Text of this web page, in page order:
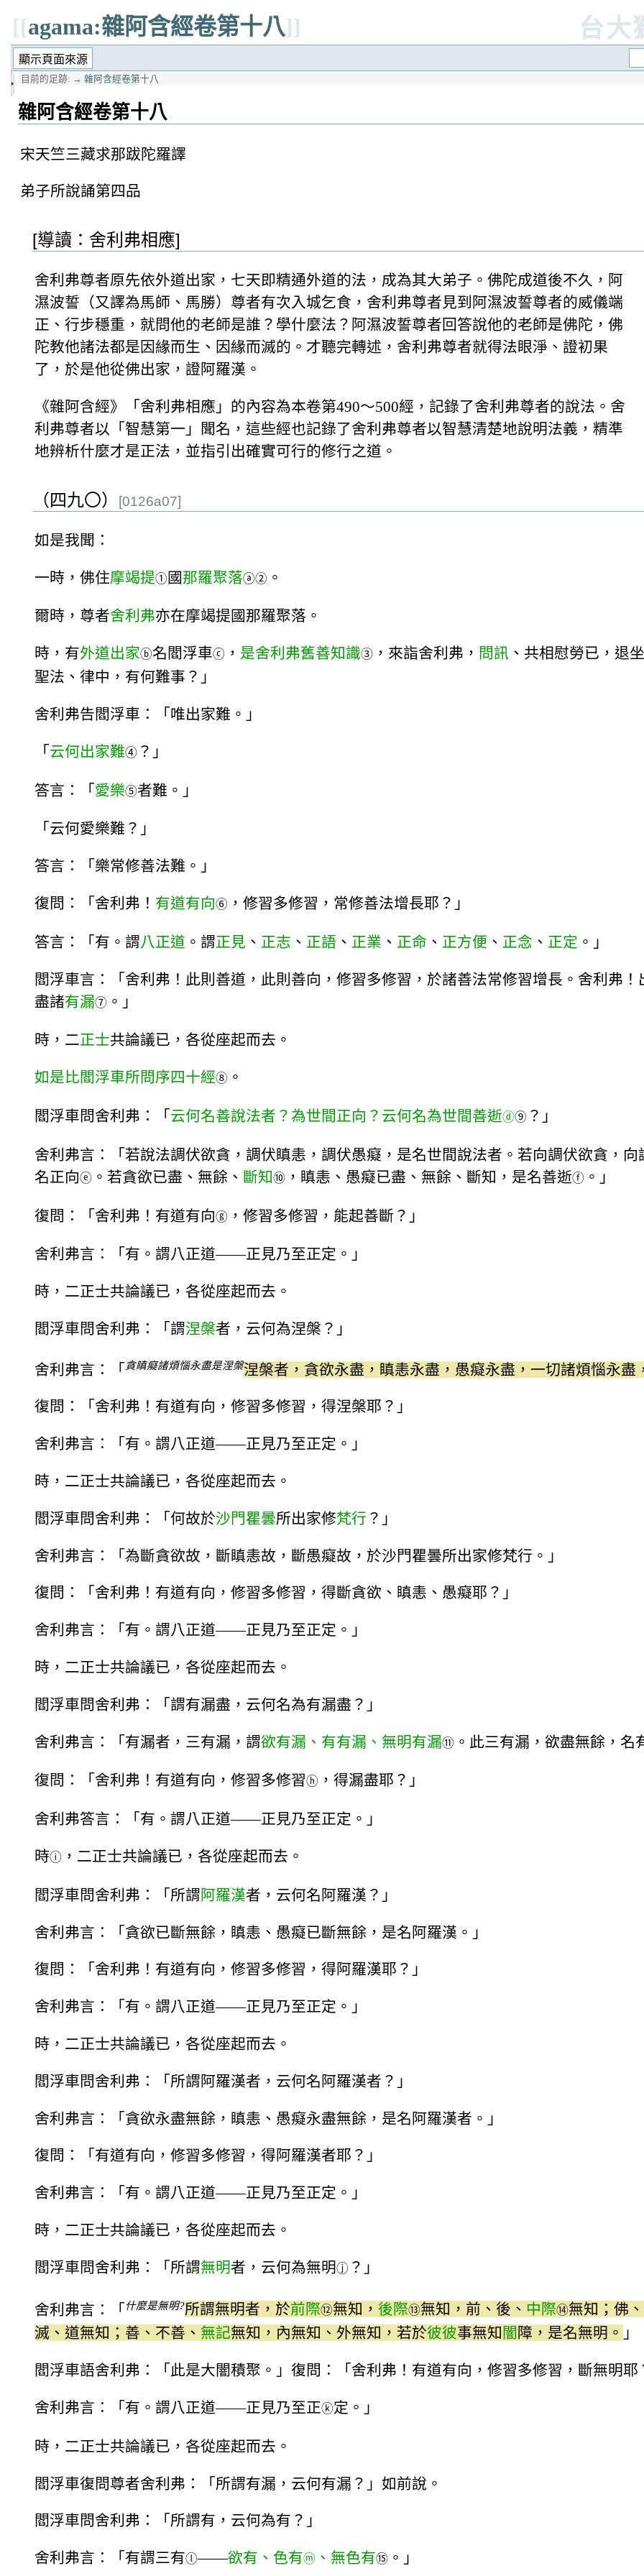
[[agama:雜阿含經卷第十八]] 台大
目前的足跡: → 雜阿含經卷第十八
雜阿含經卷第十八
宋天竺三藏求那跋陀羅譯
弟子所說誦第四品
[導讀：舍利弗相應]
舍利弗尊者原先依外道出家，七天即精通外道的法，成為其大弟子。佛陀成道後不久，阿
濕波誓（又譯為馬師、馬勝）尊者有次入城乞食，舍利弗尊者見到阿濕波誓尊者的威儀端
正、行步穩重，就問他的老師是誰？學什麼法？阿濕波誓尊者回答說他的老師是佛陀，佛
陀教他諸法都是因緣而生、因緣而滅的。才聽完轉述，舍利弗尊者就得法眼淨、證初果
了，於是他從佛出家，證阿羅漢。
《雜阿含經》「舍利弗相應」的內容為本卷第490～500經，記錄了舍利弗尊者的說法。舍
利弗尊者以「智慧第一」聞名，這些經也記錄了舍利弗尊者以智慧清楚地說明法義，精準
地辨析什麼才是正法，並指引出確實可行的修行之道。
（四九〇） [0126a07]
如是我聞：
一時，佛住摩竭提① 國那羅聚落ⓐ② 。
爾時，尊者舍利弗亦在摩竭提國那羅聚落。
時，有外道出家ⓑ名閻浮車ⓒ ， 是舍利弗舊善知識③ ，來詣舍利弗， 問訊 、共相慰勞已，退
聖法、律中，有何難事？」
舍利弗告閻浮車：「唯出家難。」
「 云何出家難④ ？」
答言：「愛樂⑤者難。」
「云何愛樂難？」
答言：「樂常修善法難。」
復問：「舍利弗！ 有道有向⑥ ，修習多修習，常修善法增長耶？」
答言：「有。謂八正道 。謂正見 、 正志 、 正語 、 正業 、 正命 、 正方便 、 正念 、 正定 。」
閻浮車言：「舍利弗！此則善道，此則善向，修習多修習，於諸善法常修習增長。舍利弗
盡諸有漏⑦ 。」
時，二正士共論議已，各從座起而去。
如是比閻浮車所問序四十經⑧ 。
閻浮車問舍利弗：「 云何名善說法者？為世間正向？云何名為世間善逝ⓓ⑨ ？」
舍利弗言：「若說法調伏欲貪，調伏瞋恚，調伏愚癡，是名世間說法者。若向調伏欲貪，
名正向ⓔ 。若貪欲已盡、無餘、 斷知⑩ ，瞋恚、愚癡已盡、無餘、斷知，是名善逝ⓕ 。」
復問：「舍利弗！有道有向ⓖ ，修習多修習，能起善斷？」
舍利弗言：「有。謂八正道——正見乃至正定。」
時，二正士共論議已，各從座起而去。
閻浮車問舍利弗：「謂涅槃者，云何為涅槃？」
舍利弗言：「 貪瞋癡諸煩惱永盡是涅槃涅槃者，貪欲永盡，瞋恚永盡，愚癡永盡，一切諸煩惱永盡
復問：「舍利弗！有道有向，修習多修習，得涅槃耶？」
舍利弗言：「有。謂八正道——正見乃至正定。」
時，二正士共論議已，各從座起而去。
閻浮車問舍利弗：「何故於沙門瞿曇所出家修梵行 ？」
舍利弗言：「為斷貪欲故，斷瞋恚故，斷愚癡故，於沙門瞿曇所出家修梵行。」
復問：「舍利弗！有道有向，修習多修習，得斷貪欲、瞋恚、愚癡耶？」
舍利弗言：「有。謂八正道——正見乃至正定。」
時，二正士共論議已，各從座起而去。
閻浮車問舍利弗：「謂有漏盡，云何名為有漏盡？」
舍利弗言：「有漏者，三有漏，謂欲有漏、有有漏、無明有漏⑪ 。此三有漏，欲盡無餘，名
復問：「舍利弗！有道有向，修習多修習ⓗ ，得漏盡耶？」
舍利弗答言：「有。謂八正道——正見乃至正定。」
時ⓘ ，二正士共論議已，各從座起而去。
閻浮車問舍利弗：「所謂阿羅漢者，云何名阿羅漢？」
舍利弗言：「貪欲已斷無餘，瞋恚、愚癡已斷無餘，是名阿羅漢。」
復問：「舍利弗！有道有向，修習多修習，得阿羅漢耶？」
舍利弗言：「有。謂八正道——正見乃至正定。」
時，二正士共論議已，各從座起而去。
閻浮車問舍利弗：「所謂阿羅漢者，云何名阿羅漢者？」
舍利弗言：「貪欲永盡無餘，瞋恚、愚癡永盡無餘，是名阿羅漢者。」
復問：「有道有向，修習多修習，得阿羅漢者耶？」
舍利弗言：「有。謂八正道——正見乃至正定。」
時，二正士共論議已，各從座起而去。
閻浮車問舍利弗：「所謂無明者，云何為無明ⓙ ？」
舍利弗言：「什麼是無明?所謂無明者，於前際⑫無知， 後際⑬無知，前、後、 中際⑭無知；佛
滅、道無知；善、不善、 無記無知，內無知、外無知，若於彼彼事無知 闇 障，是名無明。 」
閻浮車語舍利弗：「此是大闇積聚。」復問：「舍利弗！有道有向，修習多修習，斷無明耶
舍利弗言：「有。謂八正道——正見乃至正ⓚ定。」
時，二正士共論議已，各從座起而去。
閻浮車復問尊者舍利弗：「所謂有漏，云何有漏？」如前說。
閻浮車問舍利弗：「所謂有，云何為有？」
舍利弗言：「有謂三有ⓛ——欲有、色有ⓜ 、無色有⑮ 。」